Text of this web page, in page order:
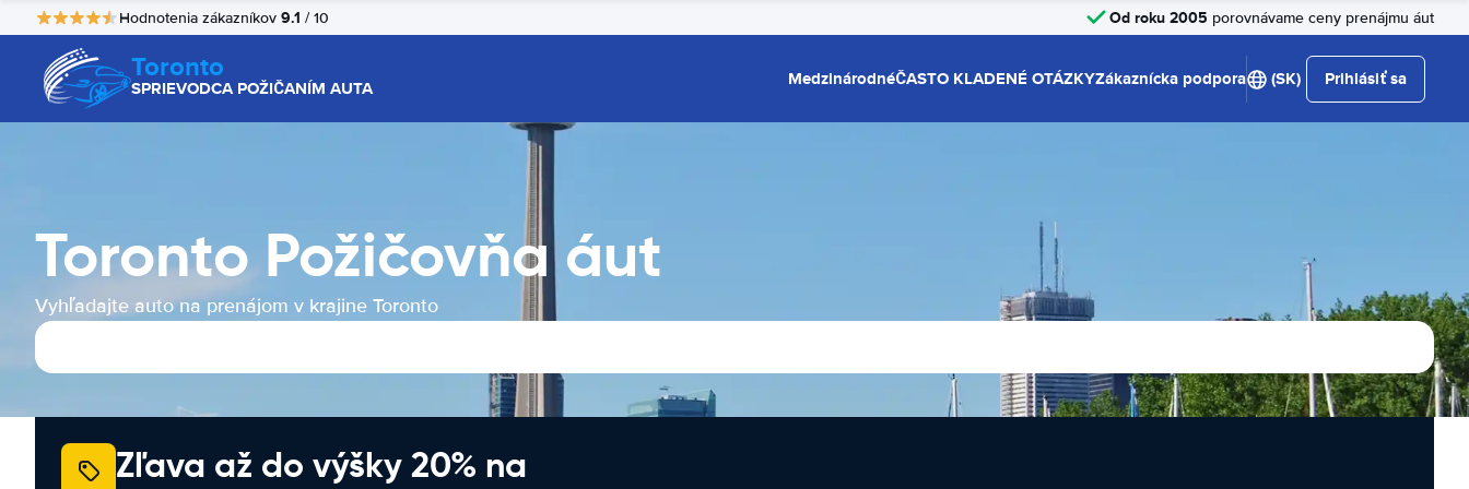
Hodnotenia zákazníkov 9.1 / 10 Od roku 2005 porovnávame ceny prenájmu áut
Toronto
SPRIEVODCA POŽIČANÍM AUTA MedzinárodnéČASTO KLADENÉ OTÁZKYZákaznícka podpora (SK) Prihlásiť sa
Toronto Požičovňa áut
Vyhľadajte auto na prenájom v krajine Toronto
Zľava až do výšky 20% na